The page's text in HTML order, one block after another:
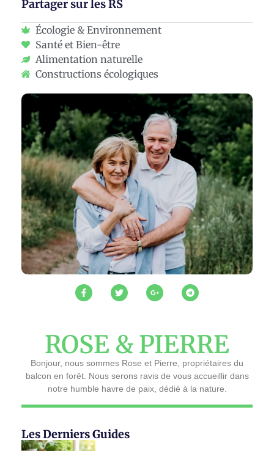
Partager sur les RS
Écologie & Environnement
Santé et Bien-être
Alimentation naturelle
Constructions écologiques
ROSE & PIERRE
Bonjour, nous sommes Rose et Pierre, propriétaires du
balcon en forêt. Nous serons ravis de vous accueillir dans
notre humble havre de paix, dédié à la nature.
Les Derniers Guides